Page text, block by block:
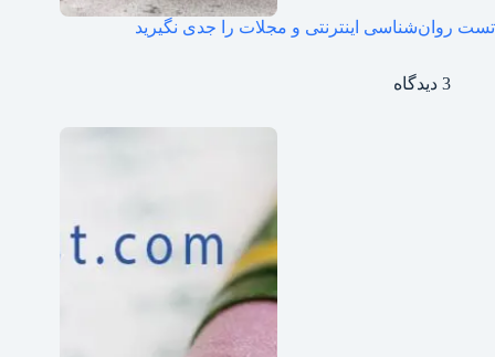
تست‌ روان‌شناسی اینترنتی و مجلات را جدی نگیرید
3 دیدگاه